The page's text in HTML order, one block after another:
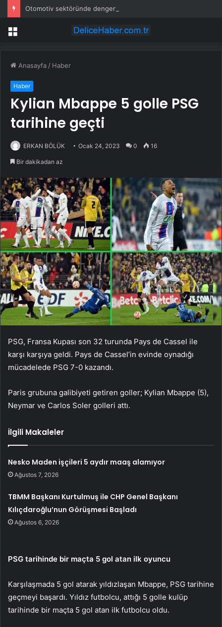
Menü
Anasayfa / Haber
Haber
Kylian Mbappe 5 golle PSG
tarihine geçti
ERKAN BÖLÜK Ocak 24, 2023 0 16
Bir dakikadan az
PSG, Fransa Kupası son 32 turunda Pays de Cassel ile
karşı karşıya geldi. Pays de Cassel’in evinde oynadığı
mücadelede PSG 7-0 kazandı.
Paris grubuna galibiyeti getiren goller; Kylian Mbappe (5),
Neymar ve Carlos Soler golleri attı.
İlgili Makaleler
Nesko Maden işçileri 5 aydır maaş alamıyor
Ağustos 7, 2026
TBMM Başkanı Kurtulmuş ile CHP Genel Başkanı
Kılıçdaroğlu’nun Görüşmesi Başladı
Ağustos 6, 2026
PSG tarihinde bir maçta 5 gol atan ilk oyuncu
Karşılaşmada 5 gol atarak yıldızlaşan Mbappe, PSG tarihine
geçmeyi başardı. Yıldız futbolcu, attığı 5 golle kulüp
tarihinde bir maçta 5 gol atan ilk futbolcu oldu.